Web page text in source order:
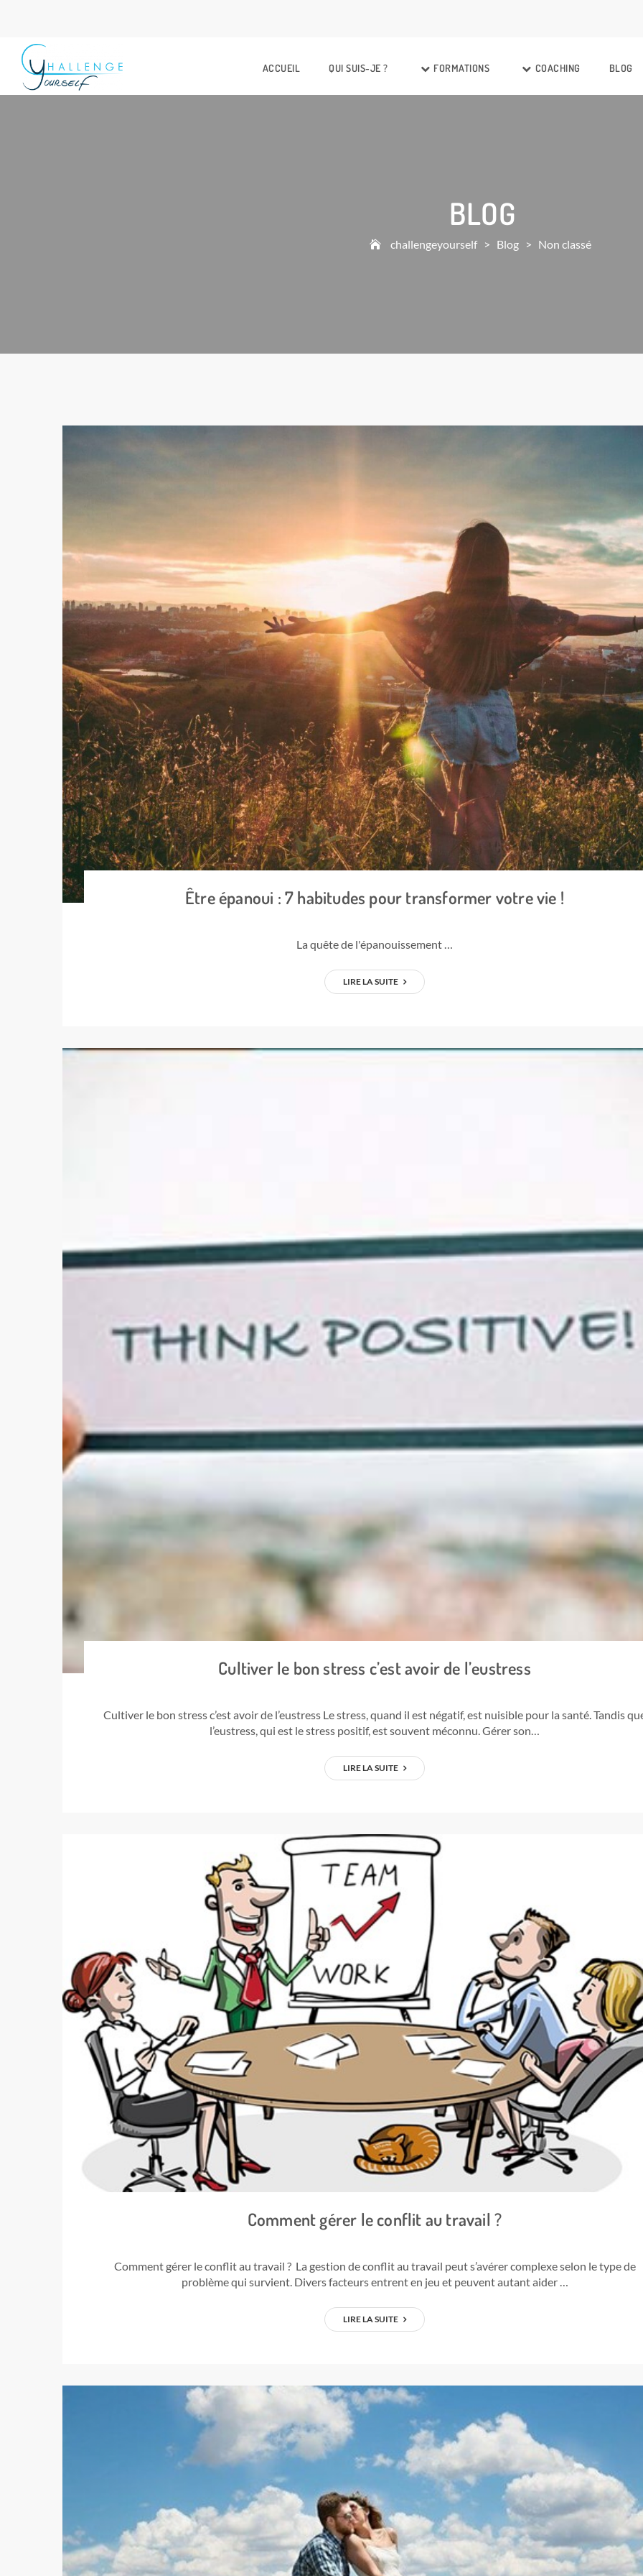
ACCUEIL QUI SUIS-JE ? FORMATIONS COACHING BLOG
BLOG
challengeyourself > Blog > Non classé
Être épanoui : 7 habitudes pour transformer votre vie !
La quête de l'épanouissement …
LIRE LA SUITE
Cultiver le bon stress c’est avoir de l’eustress
Cultiver le bon stress c’est avoir de l’eustress Le stress, quand il est négatif, est nuisible pour la santé. Tandis
l’eustress, qui est le stress positif, est souvent méconnu. Gérer son…
LIRE LA SUITE
Comment gérer le conflit au travail ?
Comment gérer le conflit au travail ? La gestion de conflit au travail peut s’avérer complexe selon le type de
problème qui survient. Divers facteurs entrent en jeu et peuvent autant aider …
LIRE LA SUITE